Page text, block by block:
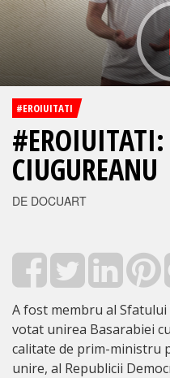
#EROIUITATI
CIUGUREANU
DE DOCUART
A fost membru al Sfatului
votat unirea Basarabiei
calitate de prim-ministru
unire, al Republicii